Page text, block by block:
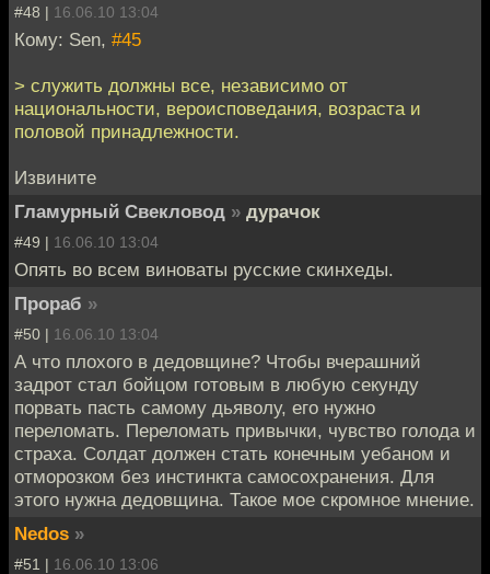
#48 | 16.06.10 13:04
Кому: Sen, #45
> служить должны все, независимо от
национальности, вероисповедания, возраста и
половой принадлежности.
Извините
Гламурный Свекловод » дурачок
#49 | 16.06.10 13:04
Опять во всем виноваты русские скинхеды.
Прораб »
#50 | 16.06.10 13:04
А что плохого в дедовщине? Чтобы вчерашний
задрот стал бойцом готовым в любую секунду
порвать пасть самому дьяволу, его нужно
переломать. Переломать привычки, чувство голода и
страха. Солдат должен стать конечным уебаном и
отморозком без инстинкта самосохранения. Для
этого нужна дедовщина. Такое мое скромное мнение.
Nedos »
#51 | 16.06.10 13:06